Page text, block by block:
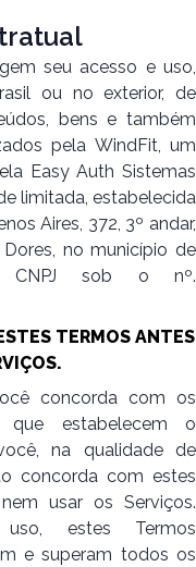
seu acesso e uso,
ou no exterior, de
bens e também
pela WindFit, um
Easy Auth Sistemas
limitada, estabelecida
Aires, 372, 3º andar,
no município de
CNPJ sob o nº.
TERMOS ANTES
concorda com os
que estabelecem o
na qualidade de
concorda com estes
usar os Serviços.
estes Termos
e superam todos os